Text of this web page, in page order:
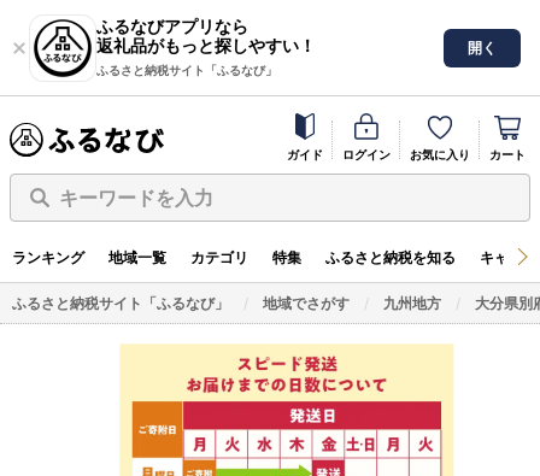
ふるなびアプリなら
返礼品がもっと探しやすい！
ふるさと納税サイト「ふるなび」
開く
ガイド ログイン お気に入り カート
キーワードを入力
ランキング 地域一覧 カテゴリ 特集 ふるさと納税を知る キャン
ふるさと納税サイト「ふるなび」 地域でさがす 九州地方 大分県別